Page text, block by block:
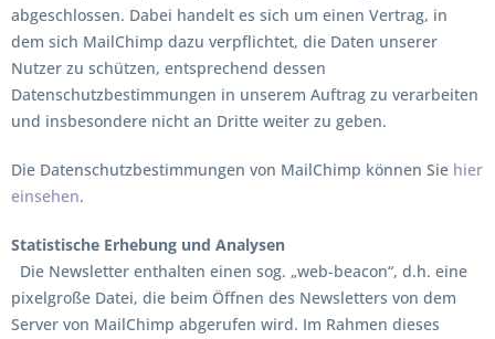
abgeschlossen. Dabei handelt es sich um einen Vertrag, in
dem sich MailChimp dazu verpflichtet, die Daten unserer
Nutzer zu schützen, entsprechend dessen
Datenschutzbestimmungen in unserem Auftrag zu verarbeiten
und insbesondere nicht an Dritte weiter zu geben.
Die Datenschutzbestimmungen von MailChimp können Sie hier
einsehen.
Statistische Erhebung und Analysen
Die Newsletter enthalten einen sog. „web-beacon“, d.h. eine
pixelgroße Datei, die beim Öffnen des Newsletters von dem
Server von MailChimp abgerufen wird. Im Rahmen dieses